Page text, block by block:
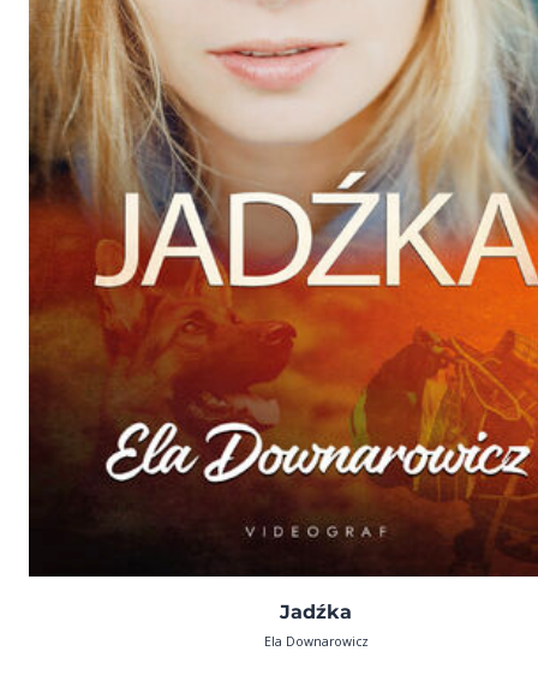
Jadźka
Ela Downarowicz